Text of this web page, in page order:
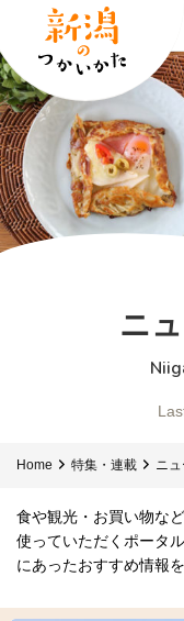
ニ
Home 特集・連載 ニ
食や観光・お買い物な
使っていただくポータ
にあったおすすめ情報